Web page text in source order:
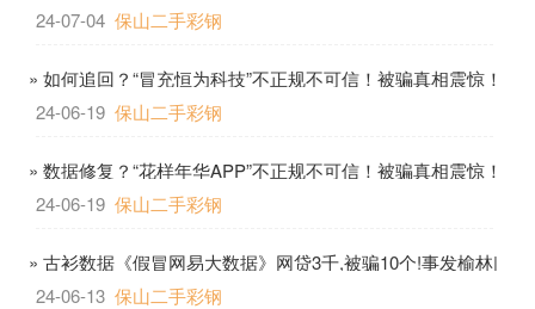
24-07-04 保山二手彩钢
» 如何追回？“冒充恒为科技”不正规不可信！被骗真相震惊！
24-06-19 保山二手彩钢
» 数据修复？“花样年华APP”不正规不可信！被骗真相震惊！
24-06-19 保山二手彩钢
» 古衫数据《假冒网易大数据》网贷3千,被骗10个!事发榆林|
24-06-13 保山二手彩钢